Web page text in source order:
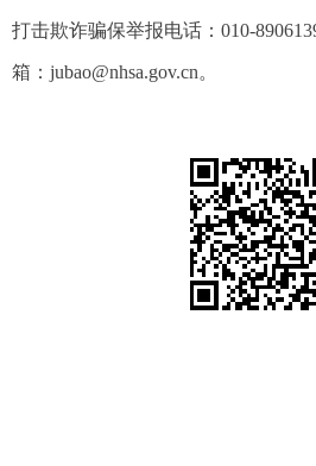
打击欺诈骗保举报电话：010-
箱：jubao@nhsa.gov.cn。